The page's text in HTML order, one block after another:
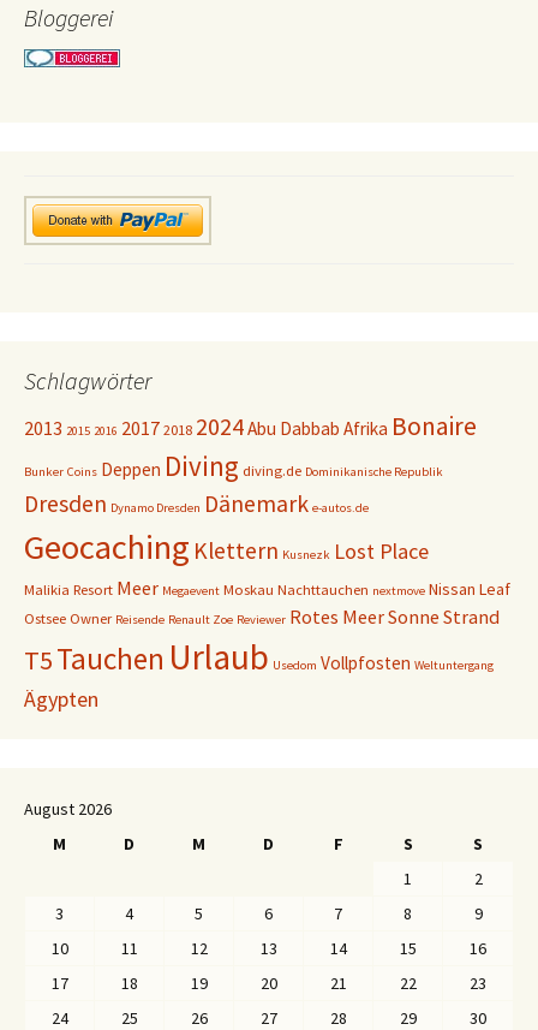
Bloggerei
Schlagwörter
2013 2015 2016 2017 2018 2024Abu Dabbab Afrika Bonaire
Bunker Coins Deppen Diving diving.de Dominikanische Republik
Dresden Dynamo Dresden Dänemark e-autos.de
Geocaching Klettern Kusnezk Lost Place
Malikia Resort Meer Megaevent Moskau Nachttauchen nextmove Nissan Leaf
Ostsee Owner Reisende Renault Zoe Reviewer Rotes MeerSonne Strand
T5Tauchen Urlaub Usedom Vollpfosten Weltuntergang
Ägypten
August 2026
M
D M D F S
S
1
2
3
4 5 6 7 8
9
10
11 12 13 14 15
16
17
18 19 20 21 22
23
24
25 26 27 28 29
30